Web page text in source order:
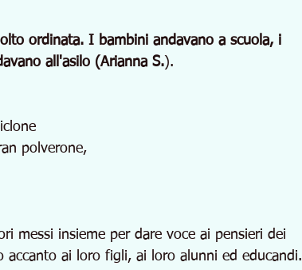
ordinata. I bambini andavano a scuola, i
all'asilo (Arianna S.).
polverone,
messi insieme per dare voce ai pensieri dei
accanto ai loro figli, ai loro alunni ed educandi.